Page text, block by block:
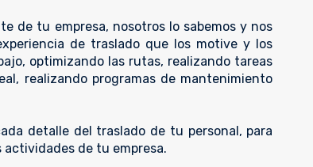
de tu empresa, nosotros lo sabemos y nos
de traslado que los motive y los
optimizando las rutas, realizando tareas
realizando programas de mantenimiento
detalle del traslado de tu personal, para
actividades de tu empresa.